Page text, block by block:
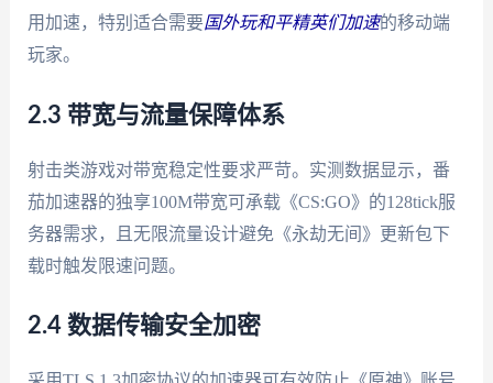
用加速，特别适合需要国外玩和平精英们加速的移动端
玩家。
2.3 带宽与流量保障体系
射击类游戏对带宽稳定性要求严苛。实测数据显示，番
茄加速器的独享100M带宽可承载《CS:GO》的128tick服
务器需求，且无限流量设计避免《永劫无间》更新包下
载时触发限速问题。
2.4 数据传输安全加密